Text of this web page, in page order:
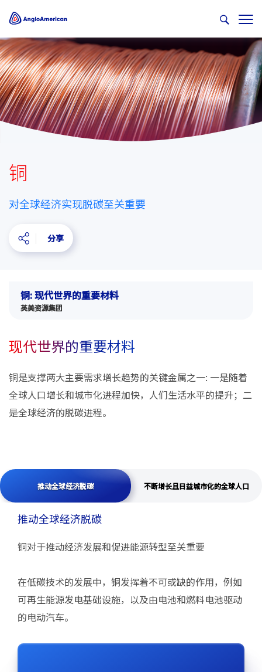
铜
对全球经济实现脱碳至关重要
分享
铜: 现代世界的重要材料
英美资源集团
现代世界的重要材料
铜是支撑两大主要需求增长趋势的关键金属之一: 一是随着
全球人口增长和城市化进程加快，人们生活水平的提升；二
是全球经济的脱碳进程。
推动全球经济脱碳
推动全球经济脱碳 不断增长且日益城市化的全球人口
推动全球经济脱碳
铜对于推动经济发展和促进能源转型至关重要
在低碳技术的发展中，铜发挥着不可或缺的作用，例如
可再生能源发电基础设施，以及由电池和燃料电池驱动
的电动汽车。